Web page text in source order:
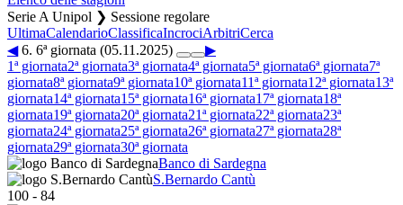
Serie A Unipol ❯ Sessione regolare
UltimaCalendarioClassificaIncrociArbitriCerca
◀6. 6ª giornata (05.11.2025)
▶
1ª giornata2ª giornata3ª giornata4ª giornata5ª giornata6ª giornata7ª
giornata8ª giornata9ª giornata10ª giornata11ª giornata12ª giornata13ª
giornata14ª giornata15ª giornata16ª giornata17ª giornata18ª
giornata19ª giornata20ª giornata21ª giornata22ª giornata23ª
giornata24ª giornata25ª giornata26ª giornata27ª giornata28ª
giornata29ª giornata30ª giornata
Banco di Sardegna
S.Bernardo Cantù
100 - 84